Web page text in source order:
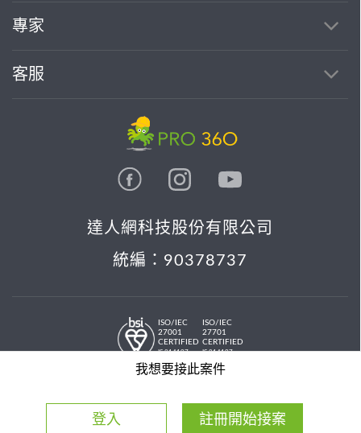
我想要接此案件
登入 註冊開始接案
專家
客服
達人網科技股份有限公司
統編：90378737
ISO/IEC
27001
CERTIFIED
IS 814197
ISO/IEC
27701
CERTIFIED
IS 814197
© 2026 PRO36O. All rights reserved.